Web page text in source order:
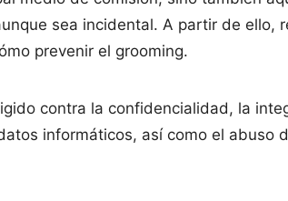
sea incidental. A partir de ello,
prevenir el grooming.
contra la confidencialidad, la
informáticos, así como el abuso